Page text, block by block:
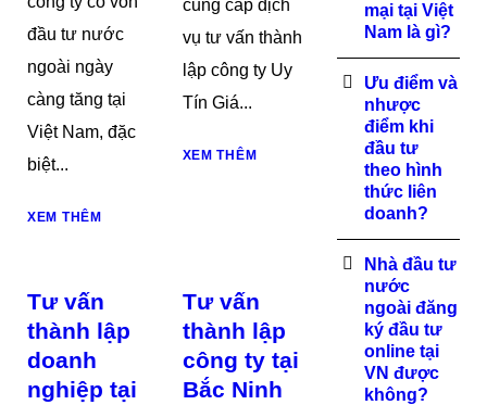
đầu tư nước
ngoài ngày
càng tăng tại
Việt Nam, đặc
biệt...
XEM THÊM
cung cấp dịch
vụ tư vấn thành
lập công ty Uy
Tín Giá...
XEM THÊM
Tư vấn
thành lập
doanh
nghiệp tại
Tư vấn
thành lập
công ty tại
Bắc Ninh
mại tại Việt
Nam là gì?
Ưu điểm và
nhược
điểm khi
đầu tư
theo hình
thức liên
doanh?
Nhà đầu tư
nước
ngoài đăng
ký đầu tư
online tại
VN được
không?